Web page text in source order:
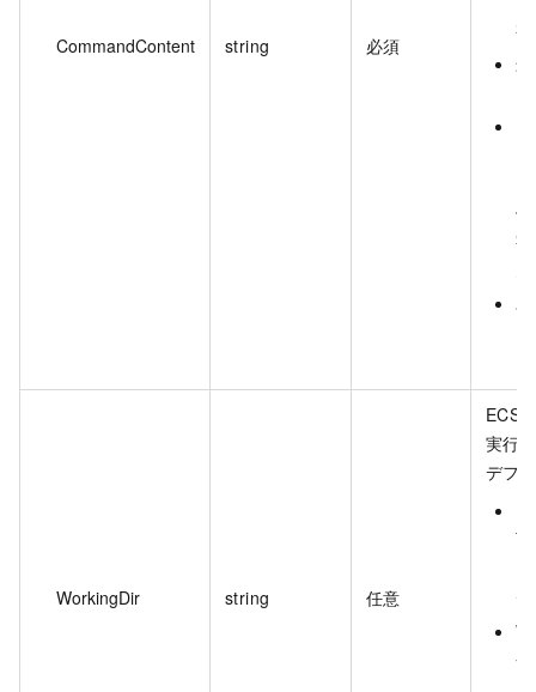
CommandContent string 必須
WorkingDir string 任意
ECS
実行
デフ